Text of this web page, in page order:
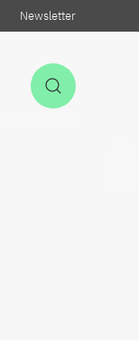
Newsletter